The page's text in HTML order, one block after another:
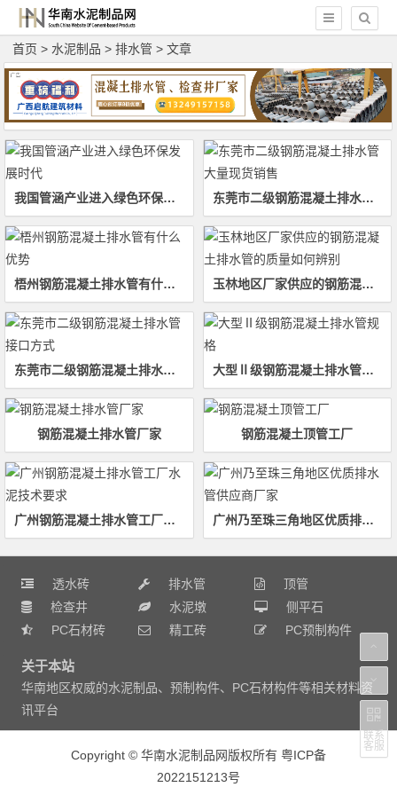
首页 > 水泥制品 >排水管 > 文章
我国管涵产业进入绿色环保发展时代 东莞市二级钢筋混凝土排水管大量现货销售
梧州钢筋混凝土排水管有什么优势 玉林地区厂家供应的钢筋混凝土排水管的质量如何辨别
东莞市二级钢筋混凝土排水管接口方式 大型Ⅱ级钢筋混凝土排水管规格
钢筋混凝土排水管厂家 钢筋混凝土顶管工厂
广州钢筋混凝土排水管工厂水泥技术要求 广州乃至珠三角地区优质排水管供应商厂家
透水砖 排水管
顶管
检查井
水泥墩
侧平石
PC石材砖
精工砖 PC预制构件
关于本站
华南地区权威的水泥制品、预制构件、PC石材构件等相关材料资
讯平台
Copyright © 华南水泥制品网版权所有 粤ICP备
2022151213号
联系
客服